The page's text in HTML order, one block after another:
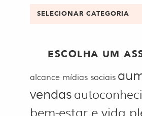
Categorias
ESCOLHA UM
alcance mídias sociais
vendas
bem-estar e vida